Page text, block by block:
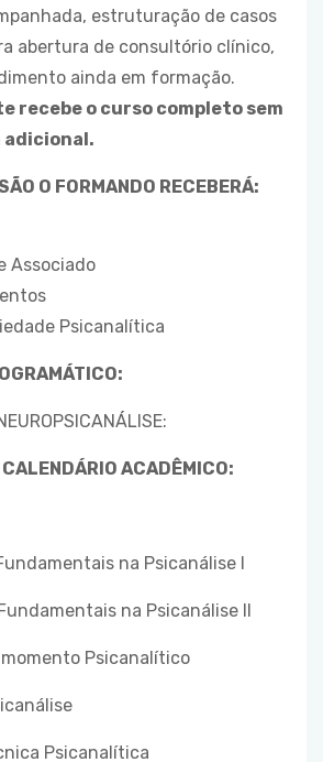
estruturação de casos
abertura de consultório clínico,
ainda em formação.
recebe o curso completo sem
adicional.
O FORMANDO RECEBERÁ:
Associado
Psicanalítica
CALENDÁRIO ACADÊMICO:
na Psicanálise I
na Psicanálise II
Psicanalítico
Psicanalítica